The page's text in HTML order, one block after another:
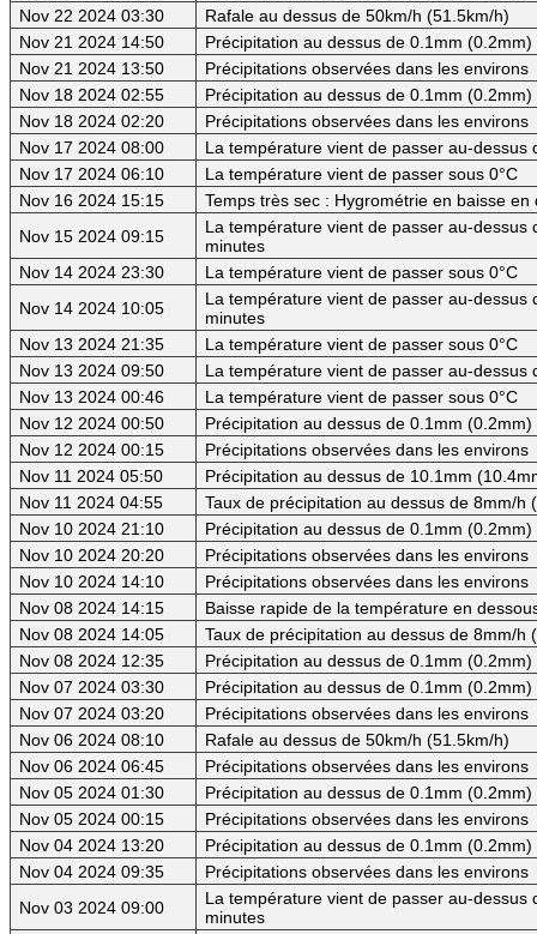
Nov 22 2024 03:30
Rafale au dessus de 50km/h (51.5km/h)
Nov 21 2024 14:50
Précipitation au dessus de 0.1mm
Nov 21 2024 13:50
Précipitations observées dans les environs
Nov 18 2024 02:55
Précipitation au dessus de 0.1mm
Nov 18 2024 02:20
Précipitations observées dans les environs
Nov 17 2024 08:00
La température vient de passer au-
Nov 17 2024 06:10
La température vient de passer sous 0°C
Nov 16 2024 15:15
Temps très sec : Hygrométrie en baisse
Nov 15 2024 09:15
La température vient de passer au-
minutes
Nov 14 2024 23:30
La température vient de passer sous 0°C
Nov 14 2024 10:05
La température vient de passer au-
minutes
Nov 13 2024 21:35
La température vient de passer sous 0°C
Nov 13 2024 09:50
La température vient de passer au-
Nov 13 2024 00:46
La température vient de passer sous 0°C
Nov 12 2024 00:50
Précipitation au dessus de 0.1mm
Nov 12 2024 00:15
Précipitations observées dans les environs
Nov 11 2024 05:50
Précipitation au dessus de 10.1mm
Nov 11 2024 04:55
Taux de précipitation au dessus de 8mm/h
Nov 10 2024 21:10
Précipitation au dessus de 0.1mm
Nov 10 2024 20:20
Précipitations observées dans les environs
Nov 10 2024 14:10
Précipitations observées dans les environs
Nov 08 2024 14:15
Baisse rapide de la température en
Nov 08 2024 14:05
Taux de précipitation au dessus de 8mm/h
Nov 08 2024 12:35
Précipitation au dessus de 0.1mm
Nov 07 2024 03:30
Précipitation au dessus de 0.1mm
Nov 07 2024 03:20
Précipitations observées dans les environs
Nov 06 2024 08:10
Rafale au dessus de 50km/h (51.5km/h)
Nov 06 2024 06:45
Précipitations observées dans les environs
Nov 05 2024 01:30
Précipitation au dessus de 0.1mm
Nov 05 2024 00:15
Précipitations observées dans les environs
Nov 04 2024 13:20
Précipitation au dessus de 0.1mm
Nov 04 2024 09:35
Précipitations observées dans les environs
Nov 03 2024 09:00
La température vient de passer au-
minutes